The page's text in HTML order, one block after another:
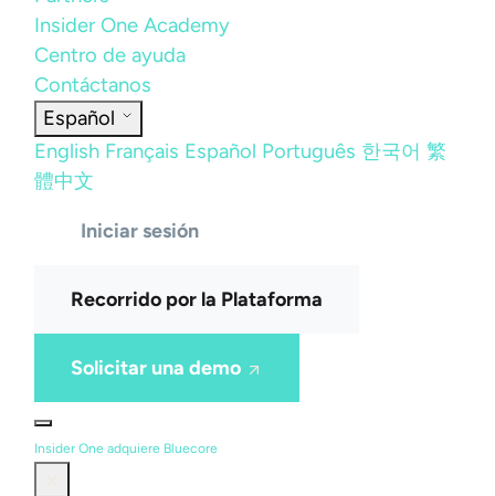
Insider One Academy
Centro de ayuda
Contáctanos
Español
English Français Español Português 한국어 繁
體中文
Iniciar sesión
Recorrido por la Plataforma
Solicitar una demo
Insider One adquiere Bluecore